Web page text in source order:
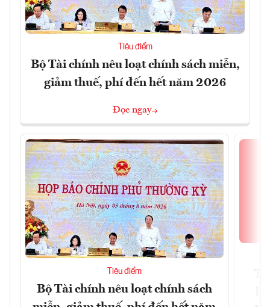
Tiêu điểm
Bộ Tài chính nêu loạt chính sách miễn,
giảm thuế, phí đến hết năm 2026
Đọc ngay
Tiêu điểm
Bộ Tài chính nêu loạt chính sách